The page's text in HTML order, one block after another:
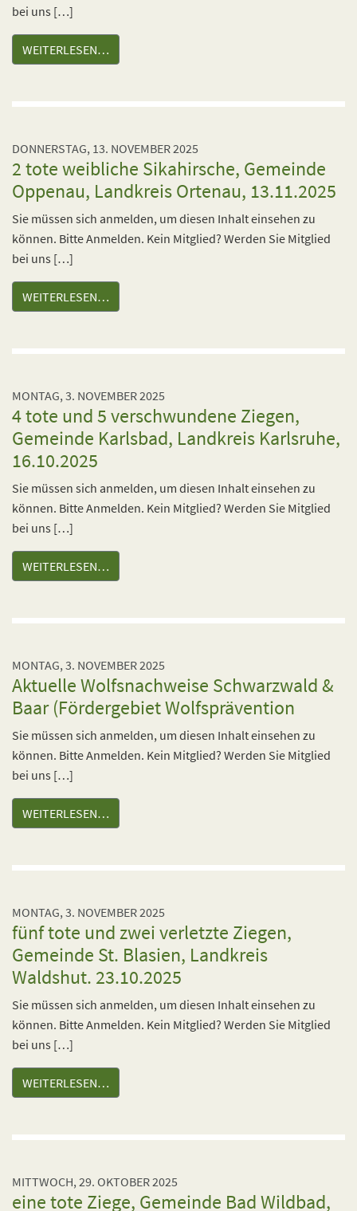
bei uns […]
WEITERLESEN…
DONNERSTAG, 13. NOVEMBER 2025
2 tote weibliche Sikahirsche, Gemeinde
Oppenau, Landkreis Ortenau, 13.11.2025
Sie müssen sich anmelden, um diesen Inhalt einsehen zu
können. Bitte Anmelden. Kein Mitglied? Werden Sie Mitglied
bei uns […]
WEITERLESEN…
MONTAG, 3. NOVEMBER 2025
4 tote und 5 verschwundene Ziegen,
Gemeinde Karlsbad, Landkreis Karlsruhe,
16.10.2025
Sie müssen sich anmelden, um diesen Inhalt einsehen zu
können. Bitte Anmelden. Kein Mitglied? Werden Sie Mitglied
bei uns […]
WEITERLESEN…
MONTAG, 3. NOVEMBER 2025
Aktuelle Wolfsnachweise Schwarzwald &
Baar (Fördergebiet Wolfsprävention
Sie müssen sich anmelden, um diesen Inhalt einsehen zu
können. Bitte Anmelden. Kein Mitglied? Werden Sie Mitglied
bei uns […]
WEITERLESEN…
MONTAG, 3. NOVEMBER 2025
fünf tote und zwei verletzte Ziegen,
Gemeinde St. Blasien, Landkreis
Waldshut. 23.10.2025
Sie müssen sich anmelden, um diesen Inhalt einsehen zu
können. Bitte Anmelden. Kein Mitglied? Werden Sie Mitglied
bei uns […]
WEITERLESEN…
MITTWOCH, 29. OKTOBER 2025
eine tote Ziege, Gemeinde Bad Wildbad,